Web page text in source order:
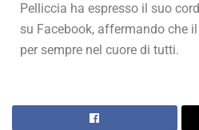
Pelliccia ha espresso il suo
su Facebook, affermando che
per sempre nel cuore di tutti.